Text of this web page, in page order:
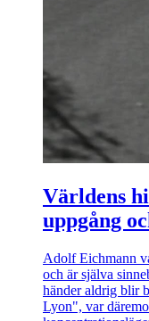
Världens
uppgång
Adolf Eichmann
och är själva
händer aldrig blir
Lyon", var